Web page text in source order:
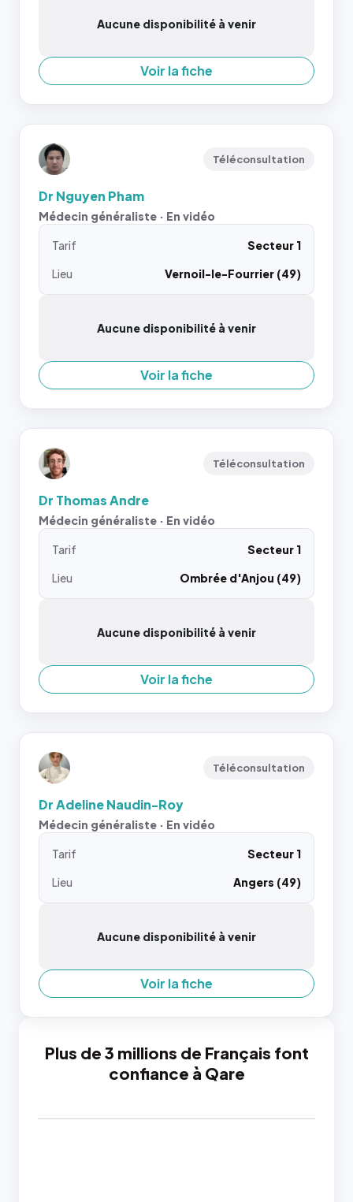
Aucune disponibilité à venir
Voir la fiche
Téléconsultation
Dr Nguyen Pham
Médecin généraliste · En vidéo
Tarif
Secteur 1
Lieu
Vernoil-le-Fourrier (49)
Aucune disponibilité à venir
Voir la fiche
Téléconsultation
Dr Thomas Andre
Médecin généraliste · En vidéo
Tarif
Secteur 1
Lieu
Ombrée d'Anjou (49)
Aucune disponibilité à venir
Voir la fiche
Téléconsultation
Dr Adeline Naudin-Roy
Médecin généraliste · En vidéo
Tarif
Secteur 1
Lieu
Angers (49)
Aucune disponibilité à venir
Voir la fiche
Plus de 3 millions de Français font
confiance à Qare